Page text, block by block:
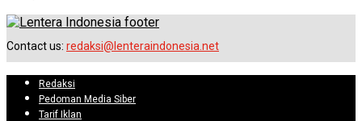
Contact us: redaksi@lenteraindonesia.net
Redaksi
Pedoman Media Siber
Tarif Iklan